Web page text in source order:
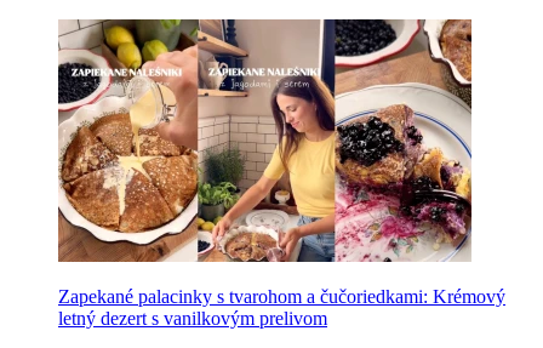
Zapekané palacinky s tvarohom a čučoriedkami: Krémový
letný dezert s vanilkovým prelivom